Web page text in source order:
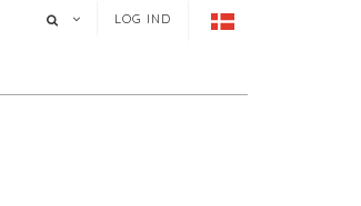
LOG IND